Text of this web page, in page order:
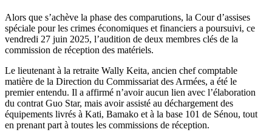
Alors que s’achève la phase des comparutions, la Cour d’assises
spéciale pour les crimes économiques et financiers a poursuivi, ce
vendredi 27 juin 2025, l’audition de deux membres clés de la
commission de réception des matériels.
Le lieutenant à la retraite Wally Keita, ancien chef comptable
matière de la Direction du Commissariat des Armées, a été le
premier entendu. Il a affirmé n’avoir aucun lien avec l’élaboration
du contrat Guo Star, mais avoir assisté au déchargement des
équipements livrés à Kati, Bamako et à la base 101 de Sénou, tout
en prenant part à toutes les commissions de réception.